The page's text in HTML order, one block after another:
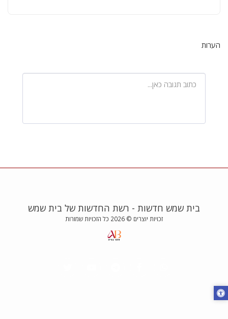
הערות
בית שמש חדשות - רשת החדשות של בית שמש
זכויות יוצרים © 2026 כל הזכויות שמורות